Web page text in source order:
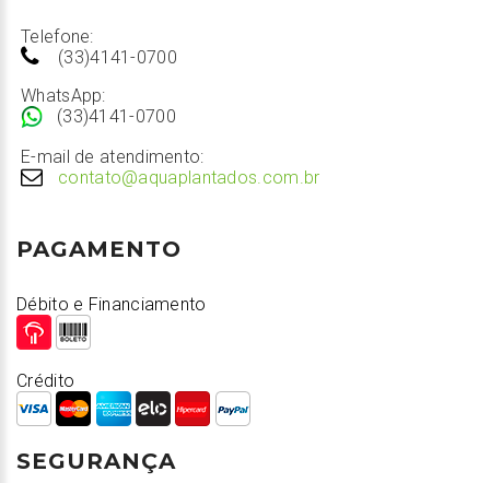
Telefone:
(33)4141-0700
WhatsApp:
(33)4141-0700
E-mail de atendimento:
contato@aquaplantados.com.br
PAGAMENTO
Débito e Financiamento
Crédito
SEGURANÇA